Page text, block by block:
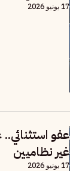
17 يونيو 2026
عفو
غير نظاميين
17 يونيو 2026